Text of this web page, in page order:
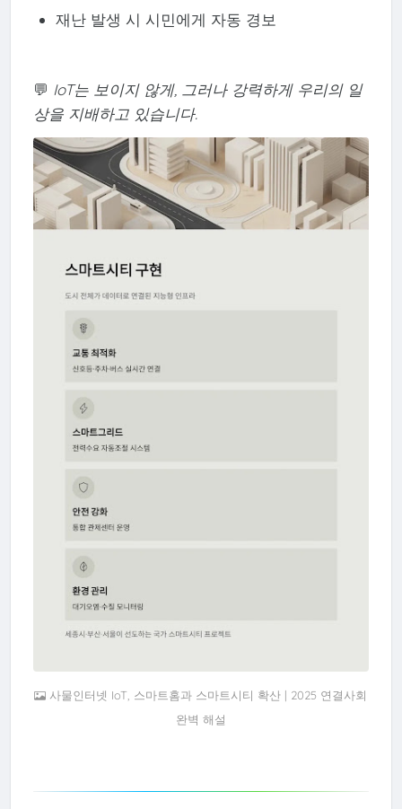
재난 발생 시 시민에게 자동 경보
💬 IoT는 보이지 않게, 그러나 강력하게 우리의 일
상을 지배하고 있습니다.
사물인터넷 IoT, 스마트홈과 스마트시티 확산 | 2025 연결사회
완벽 해설